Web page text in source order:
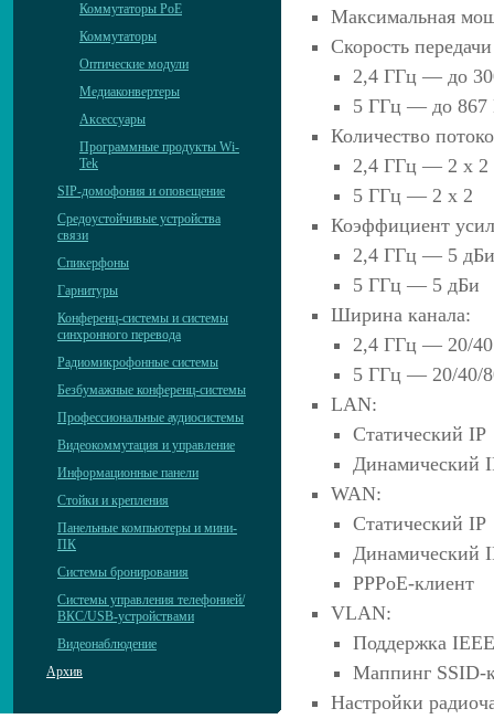
Коммутаторы PoE
Коммутаторы
Оптические модули
Медиаконвертеры
Аксессуары
Программные продукты Wi-
Tek
SIP-домофония и оповещение
Средоустойчивые устройства
связи
Спикерфоны
Гарнитуры
Конференц-системы и системы
синхронного перевода
Радиомикрофонные системы
Безбумажные конференц-системы
Профессиональные аудиосистемы
Видеокоммутация и управление
Информационные панели
Стойки и крепления
Панельные компьютеры и мини-
ПК
Системы бронирования
Системы управления телефонией/
ВКС/USB-устройствами
Видеонаблюдение
Архив
Максимальная
Скорость
2,4 ГГц — до
5 ГГц — до 867
Количество
2,4 ГГц — 2 x 2
5 ГГц — 2 x 2
Коэффициент
2,4 ГГц — 5 дБи
5 ГГц — 5 дБи
Ширина канала:
2,4 ГГц — 20/
5 ГГц — 20/40/
LAN:
Статический IP
Динамический
WAN:
Статический IP
Динамический
PPPoE-клиент
VLAN:
Поддержка
Маппинг SSID-
Настройки